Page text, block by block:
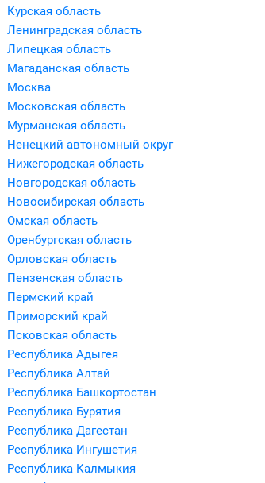
Курская область
Ленинградская область
Липецкая область
Магаданская область
Москва
Московская область
Мурманская область
Ненецкий автономный округ
Нижегородская область
Новгородская область
Новосибирская область
Омская область
Оренбургская область
Орловская область
Пензенская область
Пермский край
Приморский край
Псковская область
Республика Адыгея
Республика Алтай
Республика Башкортостан
Республика Бурятия
Республика Дагестан
Республика Ингушетия
Республика Калмыкия